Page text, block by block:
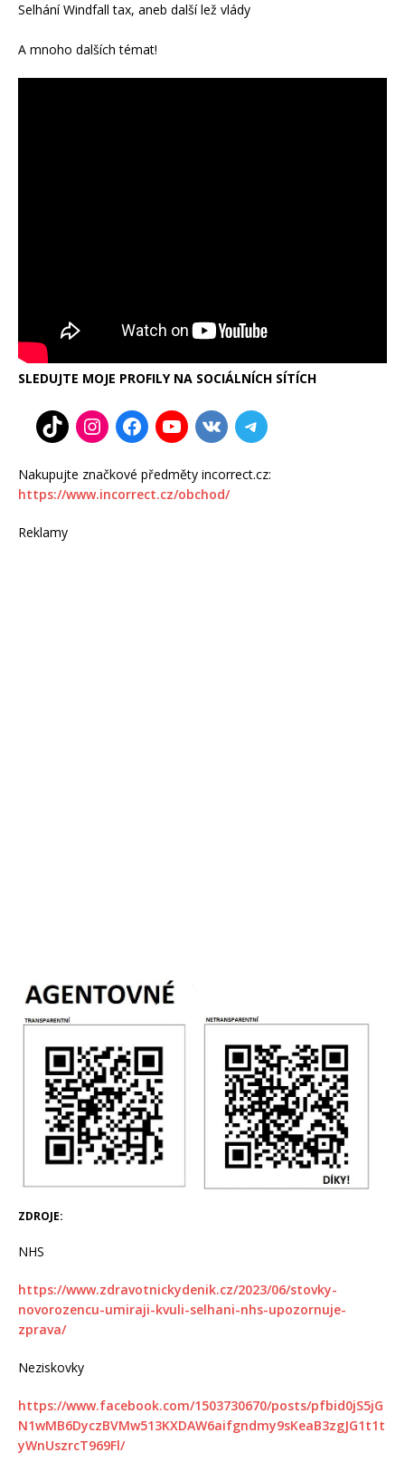
Selhání Windfall tax, aneb další lež vlády
A mnoho dalších témat!
SLEDUJTE MOJE PROFILY NA SOCIÁLNÍCH SÍTÍCH
Nakupujte značkové předměty incorrect.cz:
https://www.incorrect.cz/obchod/
Reklamy
ZDROJE:
NHS
https://www.zdravotnickydenik.cz/2023/06/stovky-
novorozencu-umiraji-kvuli-selhani-nhs-upozornuje-
zprava/
Neziskovky
https://www.facebook.com/1503730670/posts/pfbid0jS5jG
N1wMB6DyczBVMw513KXDAW6aifgndmy9sKeaB3zgJG1t1t
yWnUszrcT969Fl/